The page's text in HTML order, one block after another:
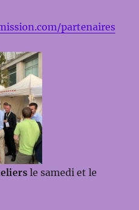
partenaires
le samedi et le